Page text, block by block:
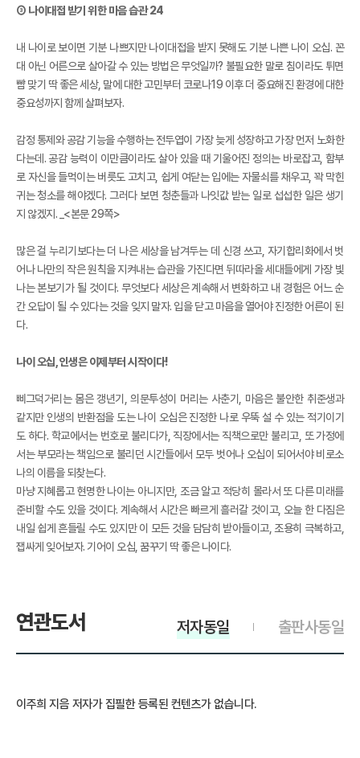
③ 나이대접 받기 위한 마음 습관 24
내 나이로 보이면 기분 나쁘지만 나이대접을 받지 못해도 기분 나쁜 나이 오십. 꼰
대 아닌 어른으로 살아갈 수 있는 방법은 무엇일까? 불필요한 말로 침이라도 튀면
뺨 맞기 딱 좋은 세상, 말에 대한 고민부터 코로나19 이후 더 중요해진 환경에 대한
중요성까지 함께 살펴보자.
감정 통제와 공감 기능을 수행하는 전두엽이 가장 늦게 성장하고 가장 먼저 노화한
다는데. 공감 능력이 이만큼이라도 살아 있을 때 기울어진 정의는 바로잡고, 함부
로 자신을 들먹이는 버릇도 고치고, 쉽게 여닫는 입에는 자물쇠를 채우고, 꽉 막힌
귀는 청소를 해야겠다. 그러다 보면 청춘들과 나잇값 받는 일로 섭섭한 일은 생기
지 않겠지. _<본문 29쪽>
많은 걸 누리기보다는 더 나은 세상을 남겨두는 데 신경 쓰고, 자기합리화에서 벗
어나 나만의 작은 원칙을 지켜내는 습관을 가진다면 뒤따라올 세대들에게 가장 빛
나는 본보기가 될 것이다. 무엇보다 세상은 계속해서 변화하고 내 경험은 어느 순
간 오답이 될 수 있다는 것을 잊지 말자. 입을 닫고 마음을 열어야 진정한 어른이 된
다.
나이 오십, 인생은 이제부터 시작이다!
삐그덕거리는 몸은 갱년기, 의문투성이 머리는 사춘기, 마음은 불안한 취준생과
같지만 인생의 반환점을 도는 나이 오십은 진정한 나로 우뚝 설 수 있는 적기이기
도 하다. 학교에서는 번호로 불리다가, 직장에서는 직책으로만 불리고, 또 가정에
서는 부모라는 책임으로 불리던 시간들에서 모두 벗어나 오십이 되어서야 비로소
나의 이름을 되찾는다.
마냥 지혜롭고 현명한 나이는 아니지만, 조금 알고 적당히 몰라서 또 다른 미래를
준비할 수도 있을 것이다. 계속해서 시간은 빠르게 흘러갈 것이고, 오늘 한 다짐은
내일 쉽게 흔들릴 수도 있지만 이 모든 것을 담담히 받아들이고, 조용히 극복하고,
잽싸게 잊어보자. 기어이 오십, 꿈꾸기 딱 좋은 나이다.
연관도서 출판사동일
저자동일
이주희 지음 저자가 집필한 등록된 컨텐츠가 없습니다.